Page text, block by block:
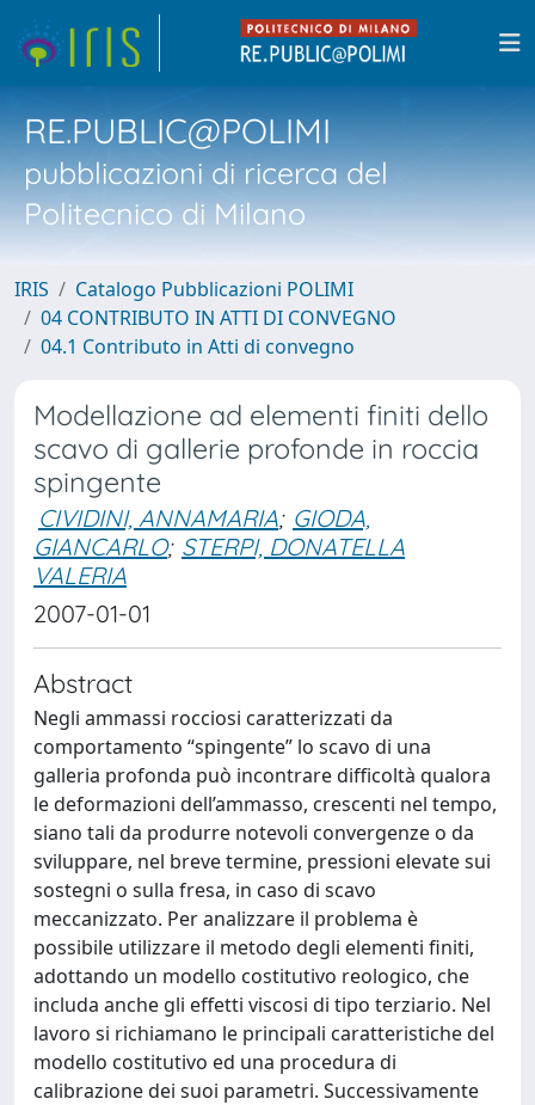
RE.PUBLIC@POLIMI
pubblicazioni di ricerca del
Politecnico di Milano
IRIS
Catalogo Pubblicazioni POLIMI
04 CONTRIBUTO IN ATTI DI CONVEGNO
04.1 Contributo in Atti di convegno
Modellazione ad elementi finiti dello
scavo di gallerie profonde in roccia
spingente
CIVIDINI, ANNAMARIA; GIODA,
GIANCARLO; STERPI, DONATELLA
VALERIA
2007-01-01
Abstract
Negli ammassi rocciosi caratterizzati da
comportamento “spingente” lo scavo di una
galleria profonda può incontrare difficoltà qualora
le deformazioni dell’ammasso, crescenti nel tempo,
siano tali da produrre notevoli convergenze o da
sviluppare, nel breve termine, pressioni elevate sui
sostegni o sulla fresa, in caso di scavo
meccanizzato. Per analizzare il problema è
possibile utilizzare il metodo degli elementi finiti,
adottando un modello costitutivo reologico, che
includa anche gli effetti viscosi di tipo terziario. Nel
lavoro si richiamano le principali caratteristiche del
modello costitutivo ed una procedura di
calibrazione dei suoi parametri. Successivamente